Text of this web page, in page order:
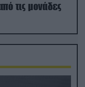
τις μονάδες